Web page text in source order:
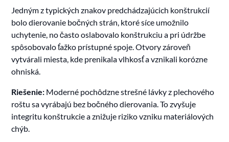
Jedným z typických znakov predchádzajúcich konštrukcií
bolo dierovanie bočných strán, ktoré síce umožnilo
uchytenie, no často oslabovalo konštrukciu a pri údržbe
spôsobovalo ťažko prístupné spoje. Otvory zároveň
vytvárali miesta, kde prenikala vlhkosť a vznikali korózne
ohniská.
Riešenie: Moderné pochôdzne strešné lávky z plechového
roštu sa vyrábajú bez bočného dierovania. To zvyšuje
integritu konštrukcie a znižuje riziko vzniku materiálových
chýb.